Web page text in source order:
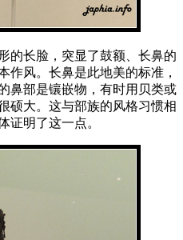
的长脸，突显了鼓额、长鼻的
作风。长鼻是此地美的标准，
鼻部是镶嵌物，有时用贝类或
硕大。这与部族的风格习惯相
证明了这一点。